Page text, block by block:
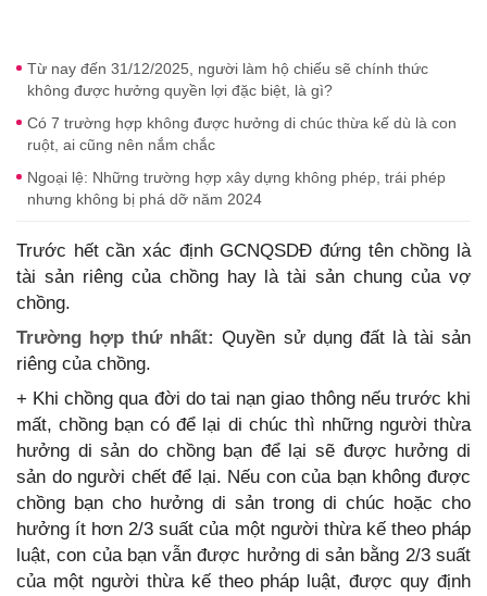
Từ nay đến 31/12/2025, người làm hộ chiếu sẽ chính thức
không được hưởng quyền lợi đặc biệt, là gì?
Có 7 trường hợp không được hưởng di chúc thừa kế dù là con
ruột, ai cũng nên nắm chắc
Ngoại lệ: Những trường hợp xây dựng không phép, trái phép
nhưng không bị phá dỡ năm 2024
Trước hết cần xác định GCNQSDĐ đứng tên chồng là
tài sản riêng của chồng hay là tài sản chung của vợ
chồng.
Trường hợp thứ nhất: Quyền sử dụng đất là tài sản
riêng của chồng.
+ Khi chồng qua đời do tai nạn giao thông nếu trước khi
mất, chồng bạn có để lại di chúc thì những người thừa
hưởng di sản do chồng bạn để lại sẽ được hưởng di
sản do người chết để lại. Nếu con của bạn không được
chồng bạn cho hưởng di sản trong di chúc hoặc cho
hưởng ít hơn 2/3 suất của một người thừa kế theo pháp
luật, con của bạn vẫn được hưởng di sản bằng 2/3 suất
của một người thừa kế theo pháp luật, được quy định